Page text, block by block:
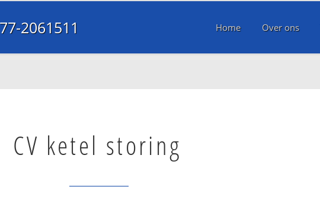
2061511 Home Over ons
CV ketel storing